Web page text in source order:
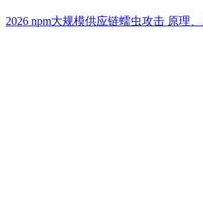
2026 npm大规模供应链蠕虫攻击 原理